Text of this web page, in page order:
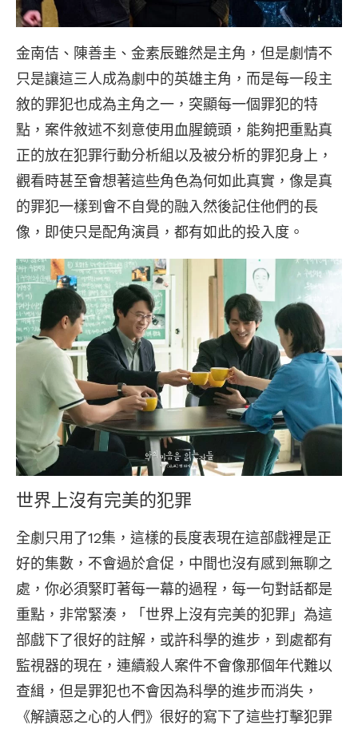
金南佶、陳善圭、金素辰雖然是主角，但是劇情不
只是讓這三人成為劇中的英雄主角，而是每一段主
敘的罪犯也成為主角之一，突顯每一個罪犯的特
點，案件敘述不刻意使用血腥鏡頭，能夠把重點真
正的放在犯罪行動分析組以及被分析的罪犯身上，
觀看時甚至會想著這些角色為何如此真實，像是真
的罪犯一樣到會不自覺的融入然後記住他們的長
像，即使只是配角演員，都有如此的投入度。
世界上沒有完美的犯罪
全劇只用了12集，這樣的長度表現在這部戲裡是正
好的集數，不會過於倉促，中間也沒有感到無聊之
處，你必須緊盯著每一幕的過程，每一句對話都是
重點，非常緊湊，「世界上沒有完美的犯罪」為這
部戲下了很好的註解，或許科學的進步，到處都有
監視器的現在，連續殺人案件不會像那個年代難以
查緝，但是罪犯也不會因為科學的進步而消失，
《解讀惡之心的人們》很好的寫下了這些打擊犯罪